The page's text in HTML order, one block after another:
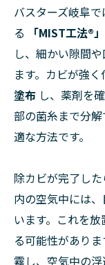
バスターズ岐阜
る
「MIST工法®」
し、細かい隙間
ます。カビが強く
塗布 し、薬剤を
部の菌糸まで分
適な方法です。
除カビが完了した
内の空気中には
います。これを
る可能性があり
霧し、空気中の浮